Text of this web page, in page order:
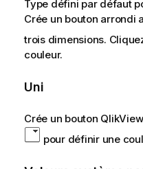
Type défini par défaut
Crée un bouton arrondi
trois dimensions.
couleur.
Uni
Crée un bouton
pour définir une